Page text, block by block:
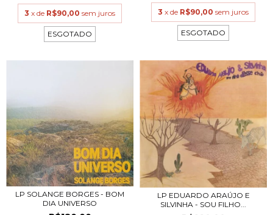
3 x de R$90,00 sem juros
ESGOTADO
3 x de R$90,00 sem juros
ESGOTADO
LP SOLANGE BORGES - BOM
DIA UNIVERSO
LP EDUARDO ARAÚJO E
SILVINHA - SOU FILHO...